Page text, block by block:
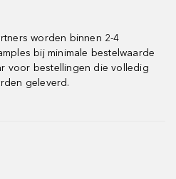
worden binnen 2-4
bij minimale bestelwaarde
voor bestellingen die volledig
geleverd.